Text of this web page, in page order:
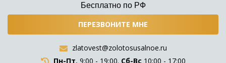
Бесплатно по РФ
ПЕРЕЗВОНИТЕ МНЕ
zlatovest@zolotosusalnoe.ru
Пн-Пт, 9:00 - 19:00. Сб-Вс 10:00 - 17:00